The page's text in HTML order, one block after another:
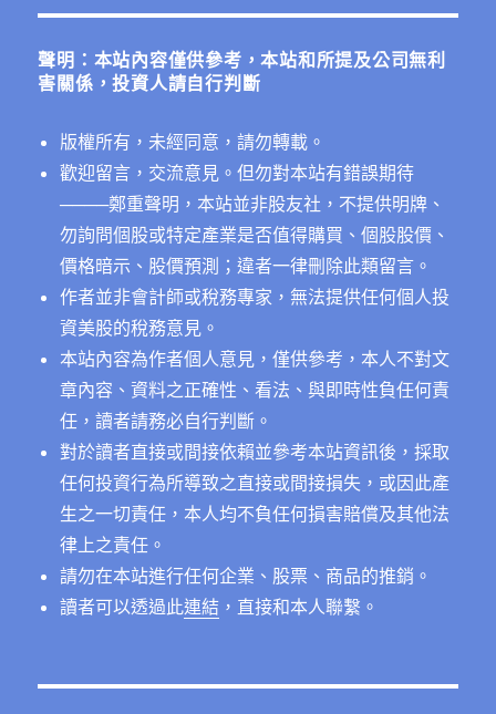
鍵
聲明：本站內容僅供參考，本站和所提及公司無利
害關係，投資人請自行判斷
版權所有，未經同意，請勿轉載。
歡迎留言，交流意見。但勿對本站有錯誤期待
────鄭重聲明，本站並非股友社，不提供明牌、
勿詢問個股或特定產業是否值得購買、個股股價、
價格暗示、股價預測；違者一律刪除此類留言。
作者並非會計師或稅務專家，無法提供任何個人投
資美股的稅務意見。
本站內容為作者個人意見，僅供參考，本人不對文
章內容、資料之正確性、看法、與即時性負任何責
任，讀者請務必自行判斷。
對於讀者直接或間接依賴並參考本站資訊後，採取
任何投資行為所導致之直接或間接損失，或因此產
生之一切責任，本人均不負任何損害賠償及其他法
律上之責任。
請勿在本站進行任何企業、股票、商品的推銷。
讀者可以透過此連結 ，直接和本人聯繫。